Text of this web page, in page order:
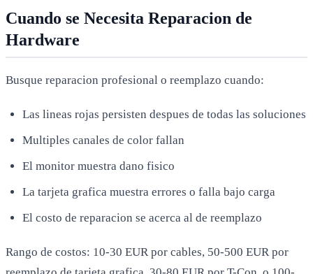
Cuando se Necesita Reparacion de
Hardware
Busque reparacion profesional o reemplazo cuando:
Las lineas rojas persisten despues de todas las soluciones
Multiples canales de color fallan
El monitor muestra dano fisico
La tarjeta grafica muestra errores o falla bajo carga
El costo de reparacion se acerca al de reemplazo
Rango de costos: 10-30 EUR por cables, 50-500 EUR por